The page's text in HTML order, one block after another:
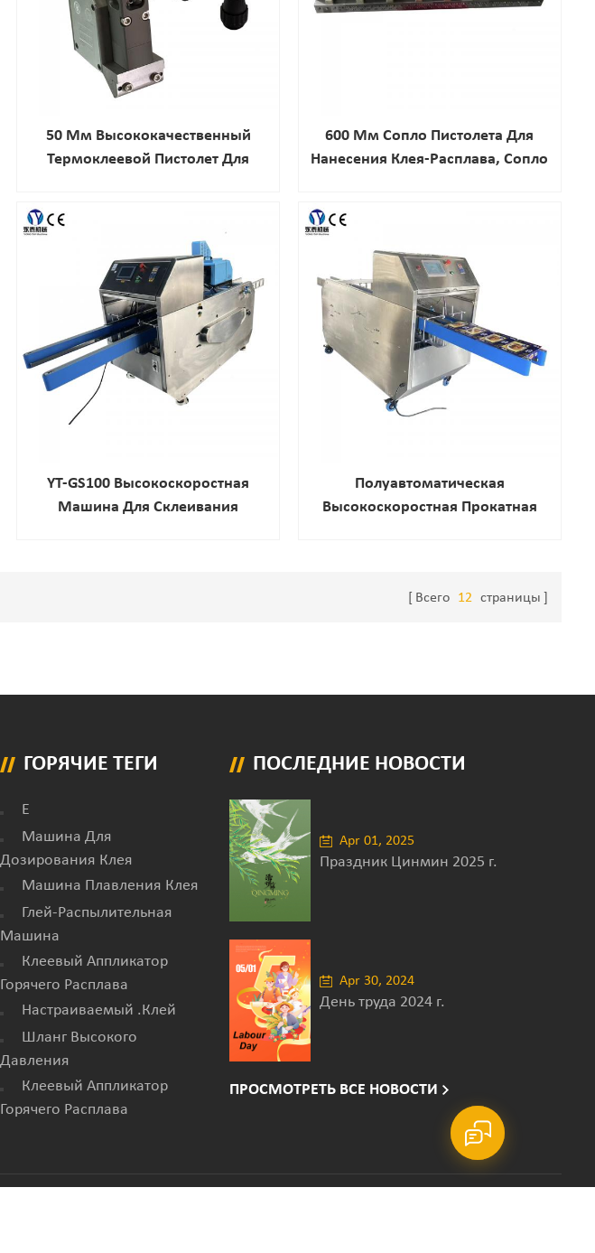
50 Мм Высококачественный
Термоклеевой Пистолет Для
600 Мм Сопло Пистолета Для
Нанесения Клея-Расплава, Сопло
YT-GS100 Высокоскоростная
Машина Для Склеивания
Полуавтоматическая
Высокоскоростная Прокатная
Всего 12 страницы
ГОРЯЧИЕ ТЕГИ
E
Машина Для
Дозирования Клея
Машина Плавления Клея
Глей-Распылительная
Машина
Клеевый Аппликатор
Горячего Расплава
Настраиваемый .клей
Шланг Высокого
Давления
Клеевый Аппликатор
Горячего Расплава
ПОСЛЕДНИЕ НОВОСТИ
Apr 01, 2025
Праздник Цинмин 2025 г.
Apr 30, 2024
День труда 2024 г.
ПРОСМОТРЕТЬ ВСЕ НОВОСТИ